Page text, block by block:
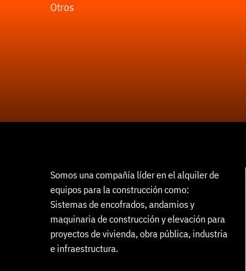
Otros
Somos una compañía líder en el alquiler de
equipos para la construcción como:
Sistemas de encofrados, andamios y
maquinaria de construcción y elevación para
proyectos de vivienda, obra pública, industria
e infraestructura.